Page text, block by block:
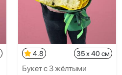
4.8 35 x 40 см
Букет с 3 жёлтыми